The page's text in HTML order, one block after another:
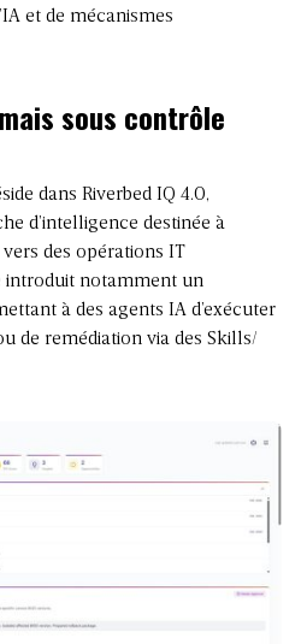
et de mécanismes
sous contrôle
dans Riverbed IQ 4.0,
d’intelligence destinée à
des opérations IT
introduit notamment un
à des agents IA d’exécuter
de remédiation via des Skills/